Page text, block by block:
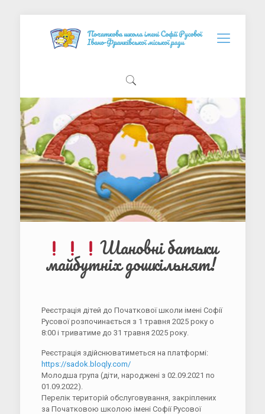
Шановні батьки
майбутніх дошкільнят!
Реєстрація дітей до Початкової школи імені Софії
Русової розпочинається з 1 травня 2025 року о
8:00 і триватиме до 31 травня 2025 року.
Реєстрація здійснюватиметься на платформі:
https://sadok.bloqly.com/
Молодша група (діти, народжені з 02.09.2021 по
01.09.2022).
Перелік територій обслуговування, закріплених
за Початковою школою імені Софії Русової